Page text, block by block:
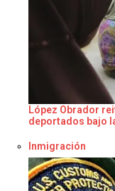
López Obrador
deportados bajo
Respecto a
Inmigración